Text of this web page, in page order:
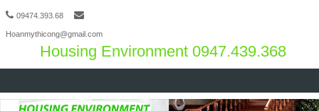
09474.393.68
Hoanmythicong@gmail.com
Housing Environment 0947.439.368
Skip to content